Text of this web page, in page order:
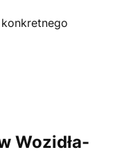
Wozidła-